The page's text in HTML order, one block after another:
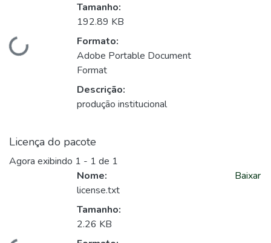
Carregando...
Tamanho:
192.89 KB
Formato:
Adobe Portable Document
Format
Descrição:
produção institucional
Licença do pacote
Agora exibindo 1 - 1 de 1
Nome:
license.txt
Tamanho:
2.26 KB
Baixar